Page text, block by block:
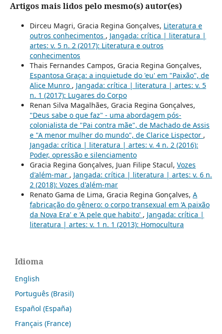
Artigos mais lidos pelo mesmo(s) autor(es)
Dirceu Magri, Gracia Regina Gonçalves, Literatura e
outros conhecimentos , Jangada: crítica | literatura |
artes: v. 5 n. 2 (2017): Literatura e outros
conhecimentos
Thais Fernandes Campos, Gracia Regina Gonçalves,
Espantosa Graça: a inquietude do 'eu' em "Paixão", de
Alice Munro , Jangada: crítica | literatura | artes: v. 5
n. 1 (2017): Lugares do Corpo
Renan Silva Magalhães, Gracia Regina Gonçalves,
"Deus sabe o que faz" - uma abordagem pós-
colonialista de "Pai contra mãe", de Machado de Assis
e "A menor mulher do mundo", de Clarice Lispector ,
Jangada: crítica | literatura | artes: v. 4 n. 2 (2016):
Poder, opressão e silenciamento
Gracia Regina Gonçalves, Juan Filipe Stacul, Vozes
d'além-mar , Jangada: crítica | literatura | artes: v. 6 n.
2 (2018): Vozes d'além-mar
Renato Gama de Lima, Gracia Regina Gonçalves, A
fabricação do gênero: o corpo transexual em ‘A paixão
da Nova Era' e 'A pele que habito' , Jangada: crítica |
literatura | artes: v. 1 n. 1 (2013): Homocultura
Idioma
English
Português (Brasil)
Español (España)
Français (France)